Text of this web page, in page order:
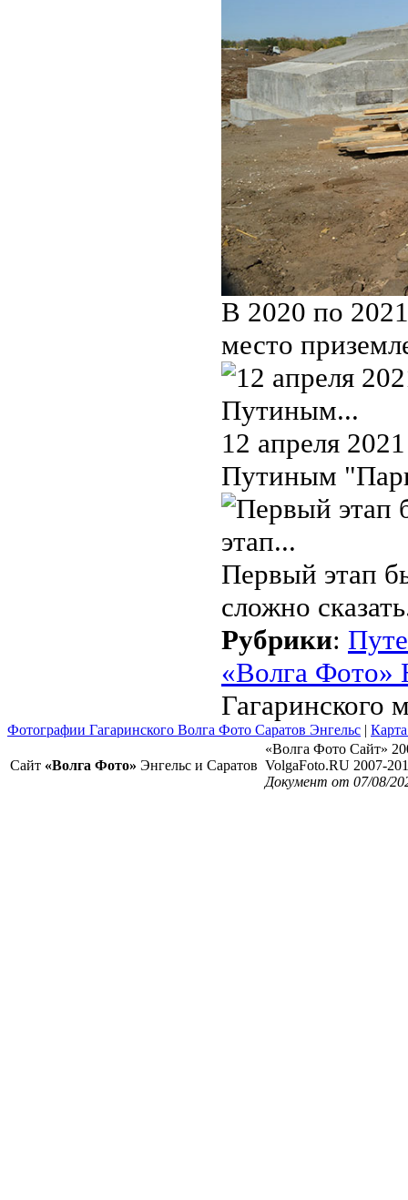
В 2020 по
место
12 апреля
Путиным
Первый этап
сложно
Рубрики:
«Волга Фото»
Гагаринского
Фотографии Гагаринского Волга Фото Саратов Энгельс |
Сайт «Волга Фото» Энгельс и Саратов
«Волга Фото Сайт»
VolgaFoto.RU 2007-
Документ от 07/08/